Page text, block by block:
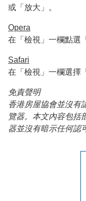
或「放大」。
Opera
在「檢視」一欄點選
Safari
在「檢視」一欄選擇
免責聲明
香港房屋協會並沒有
覽器。本文內容包括
器並沒有暗示任何認